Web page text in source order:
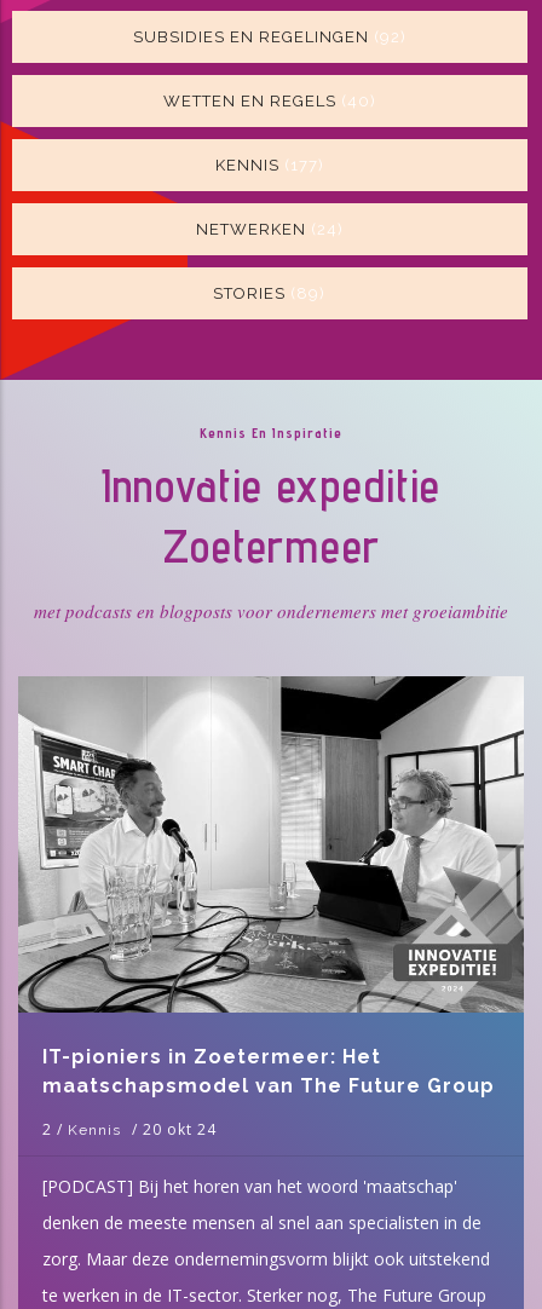
SUBSIDIES EN REGELINGEN (92)
WETTEN EN REGELS (40)
KENNIS (177)
NETWERKEN (24)
STORIES (89)
Kennis En Inspiratie
Innovatie expeditie
Zoetermeer
met podcasts en blogposts voor ondernemers met groeiambitie
IT-pioniers in Zoetermeer: Het
maatschapsmodel van The Future Group
2 / Kennis / 20 okt 24
[PODCAST] Bij het horen van het woord 'maatschap'
denken de meeste mensen al snel aan specialisten in de
zorg. Maar deze ondernemingsvorm blijkt ook uitstekend
te werken in de IT-sector. Sterker nog, The Future Group